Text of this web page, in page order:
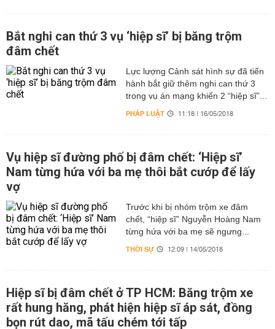
Bắt nghi can thứ 3 vụ ‘hiệp sĩ’ bị băng trộm
đâm chết
Lực lượng Cảnh sát hình sự đã tiến
hành bắt giữ thêm nghi can thứ 3
trong vụ án mạng khiến 2 “hiệp sĩ”...
PHÁP LUẬT 11:18 | 16/05/2018
Vụ hiệp sĩ đường phố bị đâm chết: ‘Hiệp sĩ’
Nam từng hứa với ba mẹ thôi bắt cướp để lấy
vợ
Trước khi bị nhóm trộm xe đâm
chết, “hiệp sĩ” Nguyễn Hoàng Nam
từng hứa với ba mẹ sẽ ngưng...
THỜI SỰ 12:09 | 14/05/2018
Hiệp sĩ bị đâm chết ở TP HCM: Băng trộm xe
rất hung hăng, phát hiện hiệp sĩ áp sát, đồng
bọn rút dao, mã tấu chém tới tấp